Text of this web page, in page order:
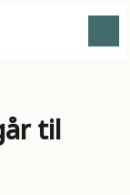
til